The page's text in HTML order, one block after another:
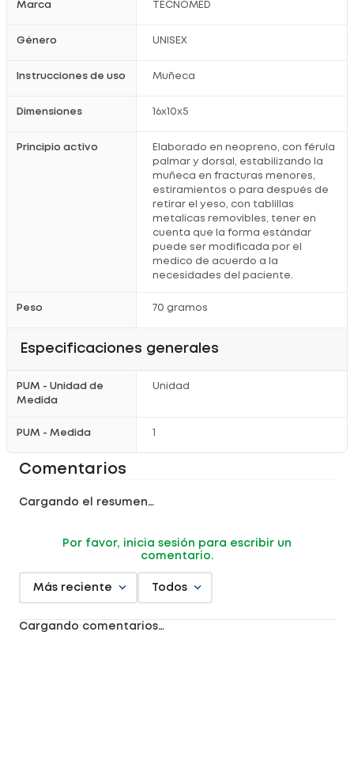
Marca TECNOMED
Género UNISEX
Instrucciones de uso Muñeca
Dimensiones 16x10x5
Principio activo
Elaborado en neopreno, con férula
palmar y dorsal, estabilizando la
muñeca en fracturas menores,
estiramientos o para después de
retirar el yeso, con tablillas
metalicas removibles, tener en
cuenta que la forma estándar
puede ser modificada por el
medico de acuerdo a la
necesidades del paciente.
Peso 70 gramos
Especificaciones generales
PUM - Unidad de
Medida
Unidad
PUM - Medida
Comentarios
Cargando el resumen…
Por favor, inicia sesión para escribir un
comentario.
Más reciente Todos
Cargando comentarios…